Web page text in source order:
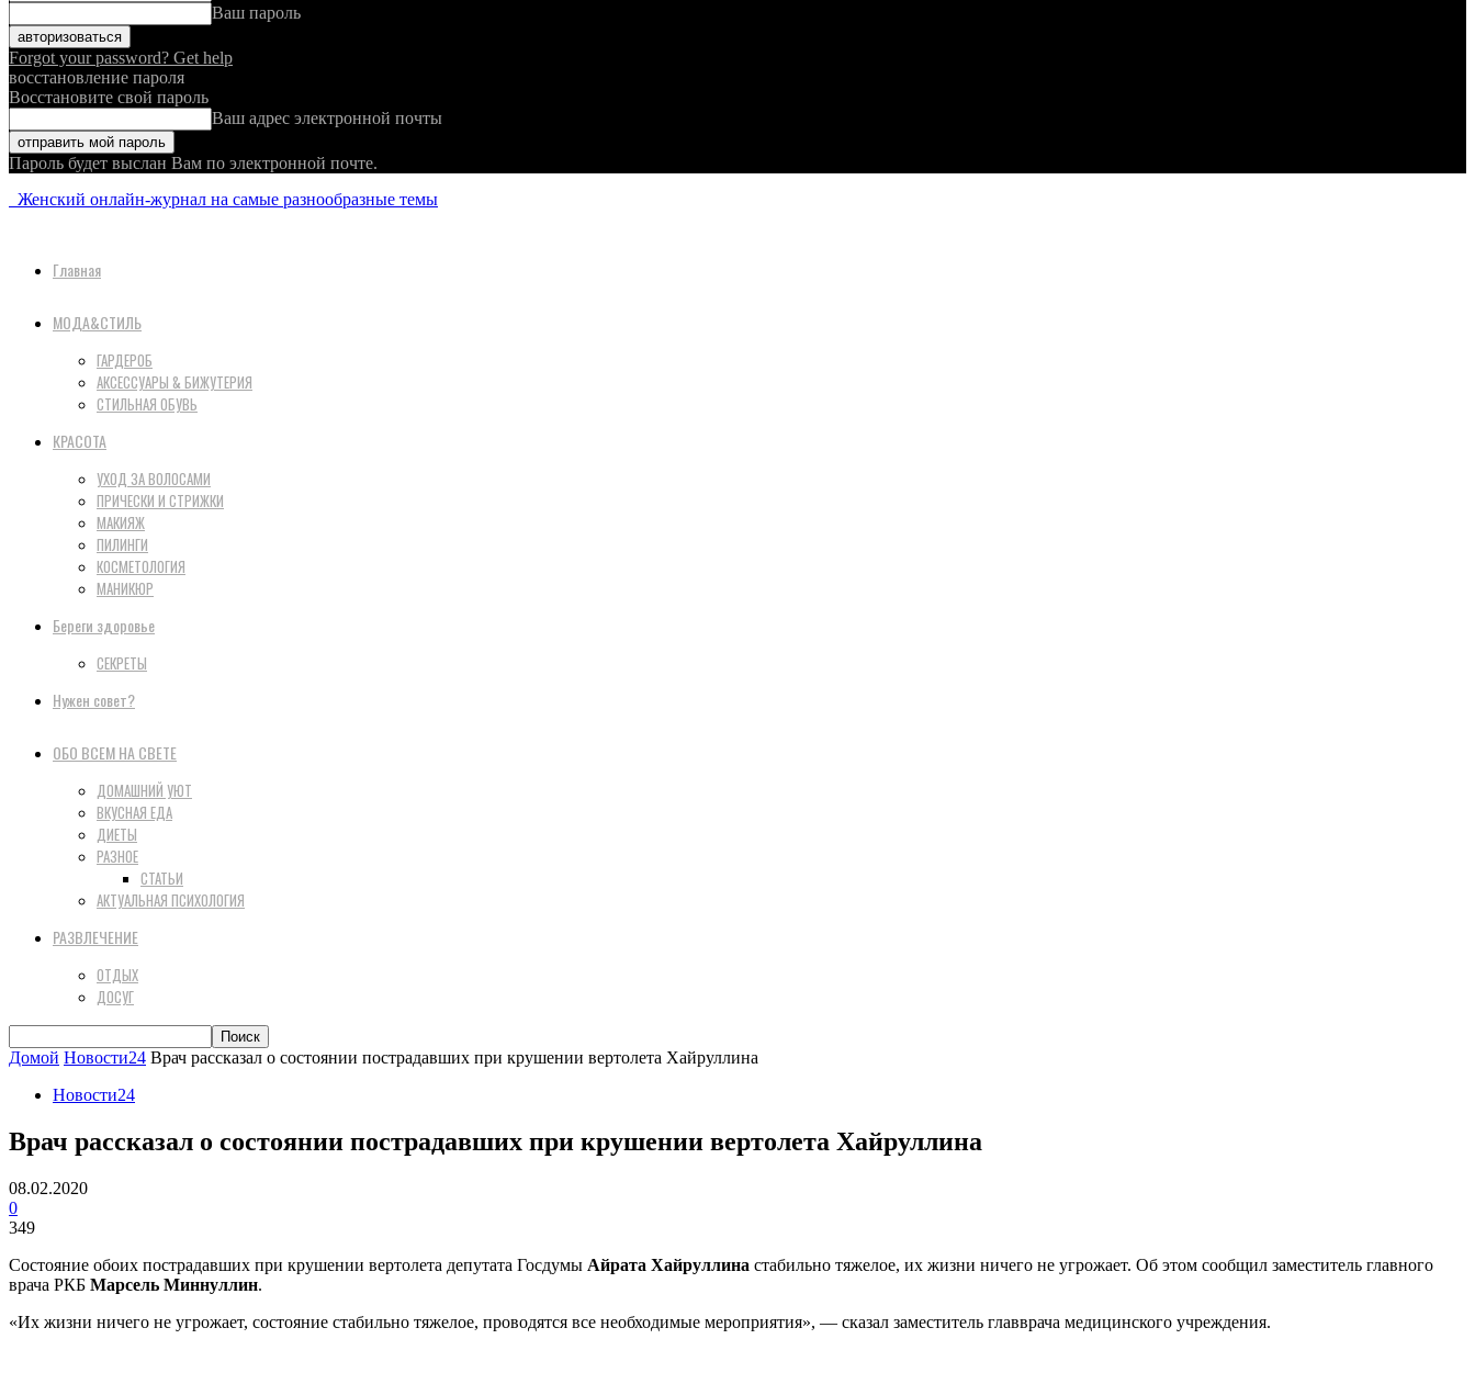
Ваш пароль
Forgot your password? Get help
восстановление пароля
Восстановите свой пароль
Ваш адрес электронной почты
Пароль будет выслан Вам по электронной почте.
Женский онлайн-журнал на самые разнообразные темы
Главная
МОДА&СТИЛЬ
ГАРДЕРОБ
АКСЕССУАРЫ & БИЖУТЕРИЯ
СТИЛЬНАЯ ОБУВЬ
КРАСОТА
УХОД ЗА ВОЛОСАМИ
ПРИЧЕСКИ И СТРИЖКИ
МАКИЯЖ
ПИЛИНГИ
КОСМЕТОЛОГИЯ
МАНИКЮР
Береги здоровье
СЕКРЕТЫ
Нужен совет?
ОБО ВСЕМ НА СВЕТЕ
ДОМАШНИЙ УЮТ
ВКУСНАЯ ЕДА
ДИЕТЫ
РАЗНОЕ
СТАТЬИ
АКТУАЛЬНАЯ ПСИХОЛОГИЯ
РАЗВЛЕЧЕНИЕ
ОТДЫХ
ДОСУГ
Домой Новости24 ​Врач рассказал о состоянии пострадавших при крушении вертолета Хайруллина
Новости24
​Врач рассказал о состоянии пострадавших при крушении вертолета Хайруллина
08.02.2020
0
349
Состояние обоих пострадавших при крушении вертолета депутата Госдумы Айрата Хайруллина стабильно тяжелое, их жизни ничего не угрожает. Об этом сообщил заместитель главного
врача РКБ Марсель Миннуллин.
«Их жизни ничего не угрожает, состояние стабильно тяжелое, проводятся все необходимые мероприятия», — сказал заместитель главврача медицинского учреждения.